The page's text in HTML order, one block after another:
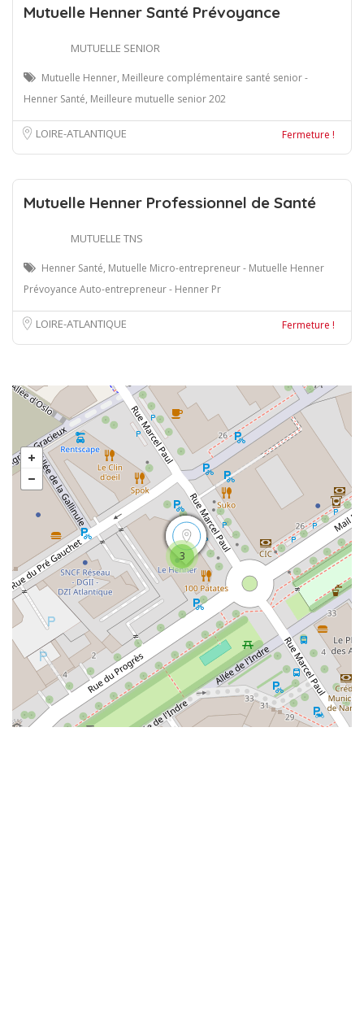
Mutuelle Henner Santé Prévoyance
MUTUELLE SENIOR
Mutuelle Henner, Meilleure complémentaire santé senior -
Henner Santé, Meilleure mutuelle senior 202
LOIRE-ATLANTIQUE Fermeture !
Mutuelle Henner Professionnel de Santé
MUTUELLE TNS
Henner Santé, Mutuelle Micro-entrepreneur - Mutuelle Henner
Prévoyance Auto-entrepreneur - Henner Pr
LOIRE-ATLANTIQUE Fermeture !
3